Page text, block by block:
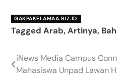
GAKPAKELAMAA.BIZ.ID
Tagged Arab,Artinya,
Navigasi
iNews Media Campus
Mahasiswa Unpad Lawan